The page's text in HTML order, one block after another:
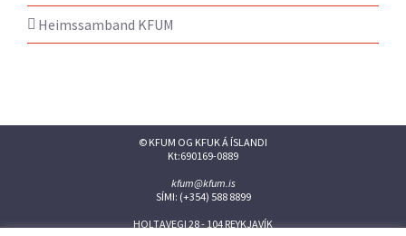
Heimssamband KFUM
© KFUM OG KFUK Á ÍSLANDI
Kt:690169-0889
kfum@kfum.is
SÍMI: (+354) 588 8899
HOLTAVEGI 28 - 104 REYKJAVÍK